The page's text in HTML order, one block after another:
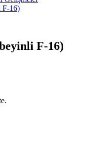
F-16)
F-16)